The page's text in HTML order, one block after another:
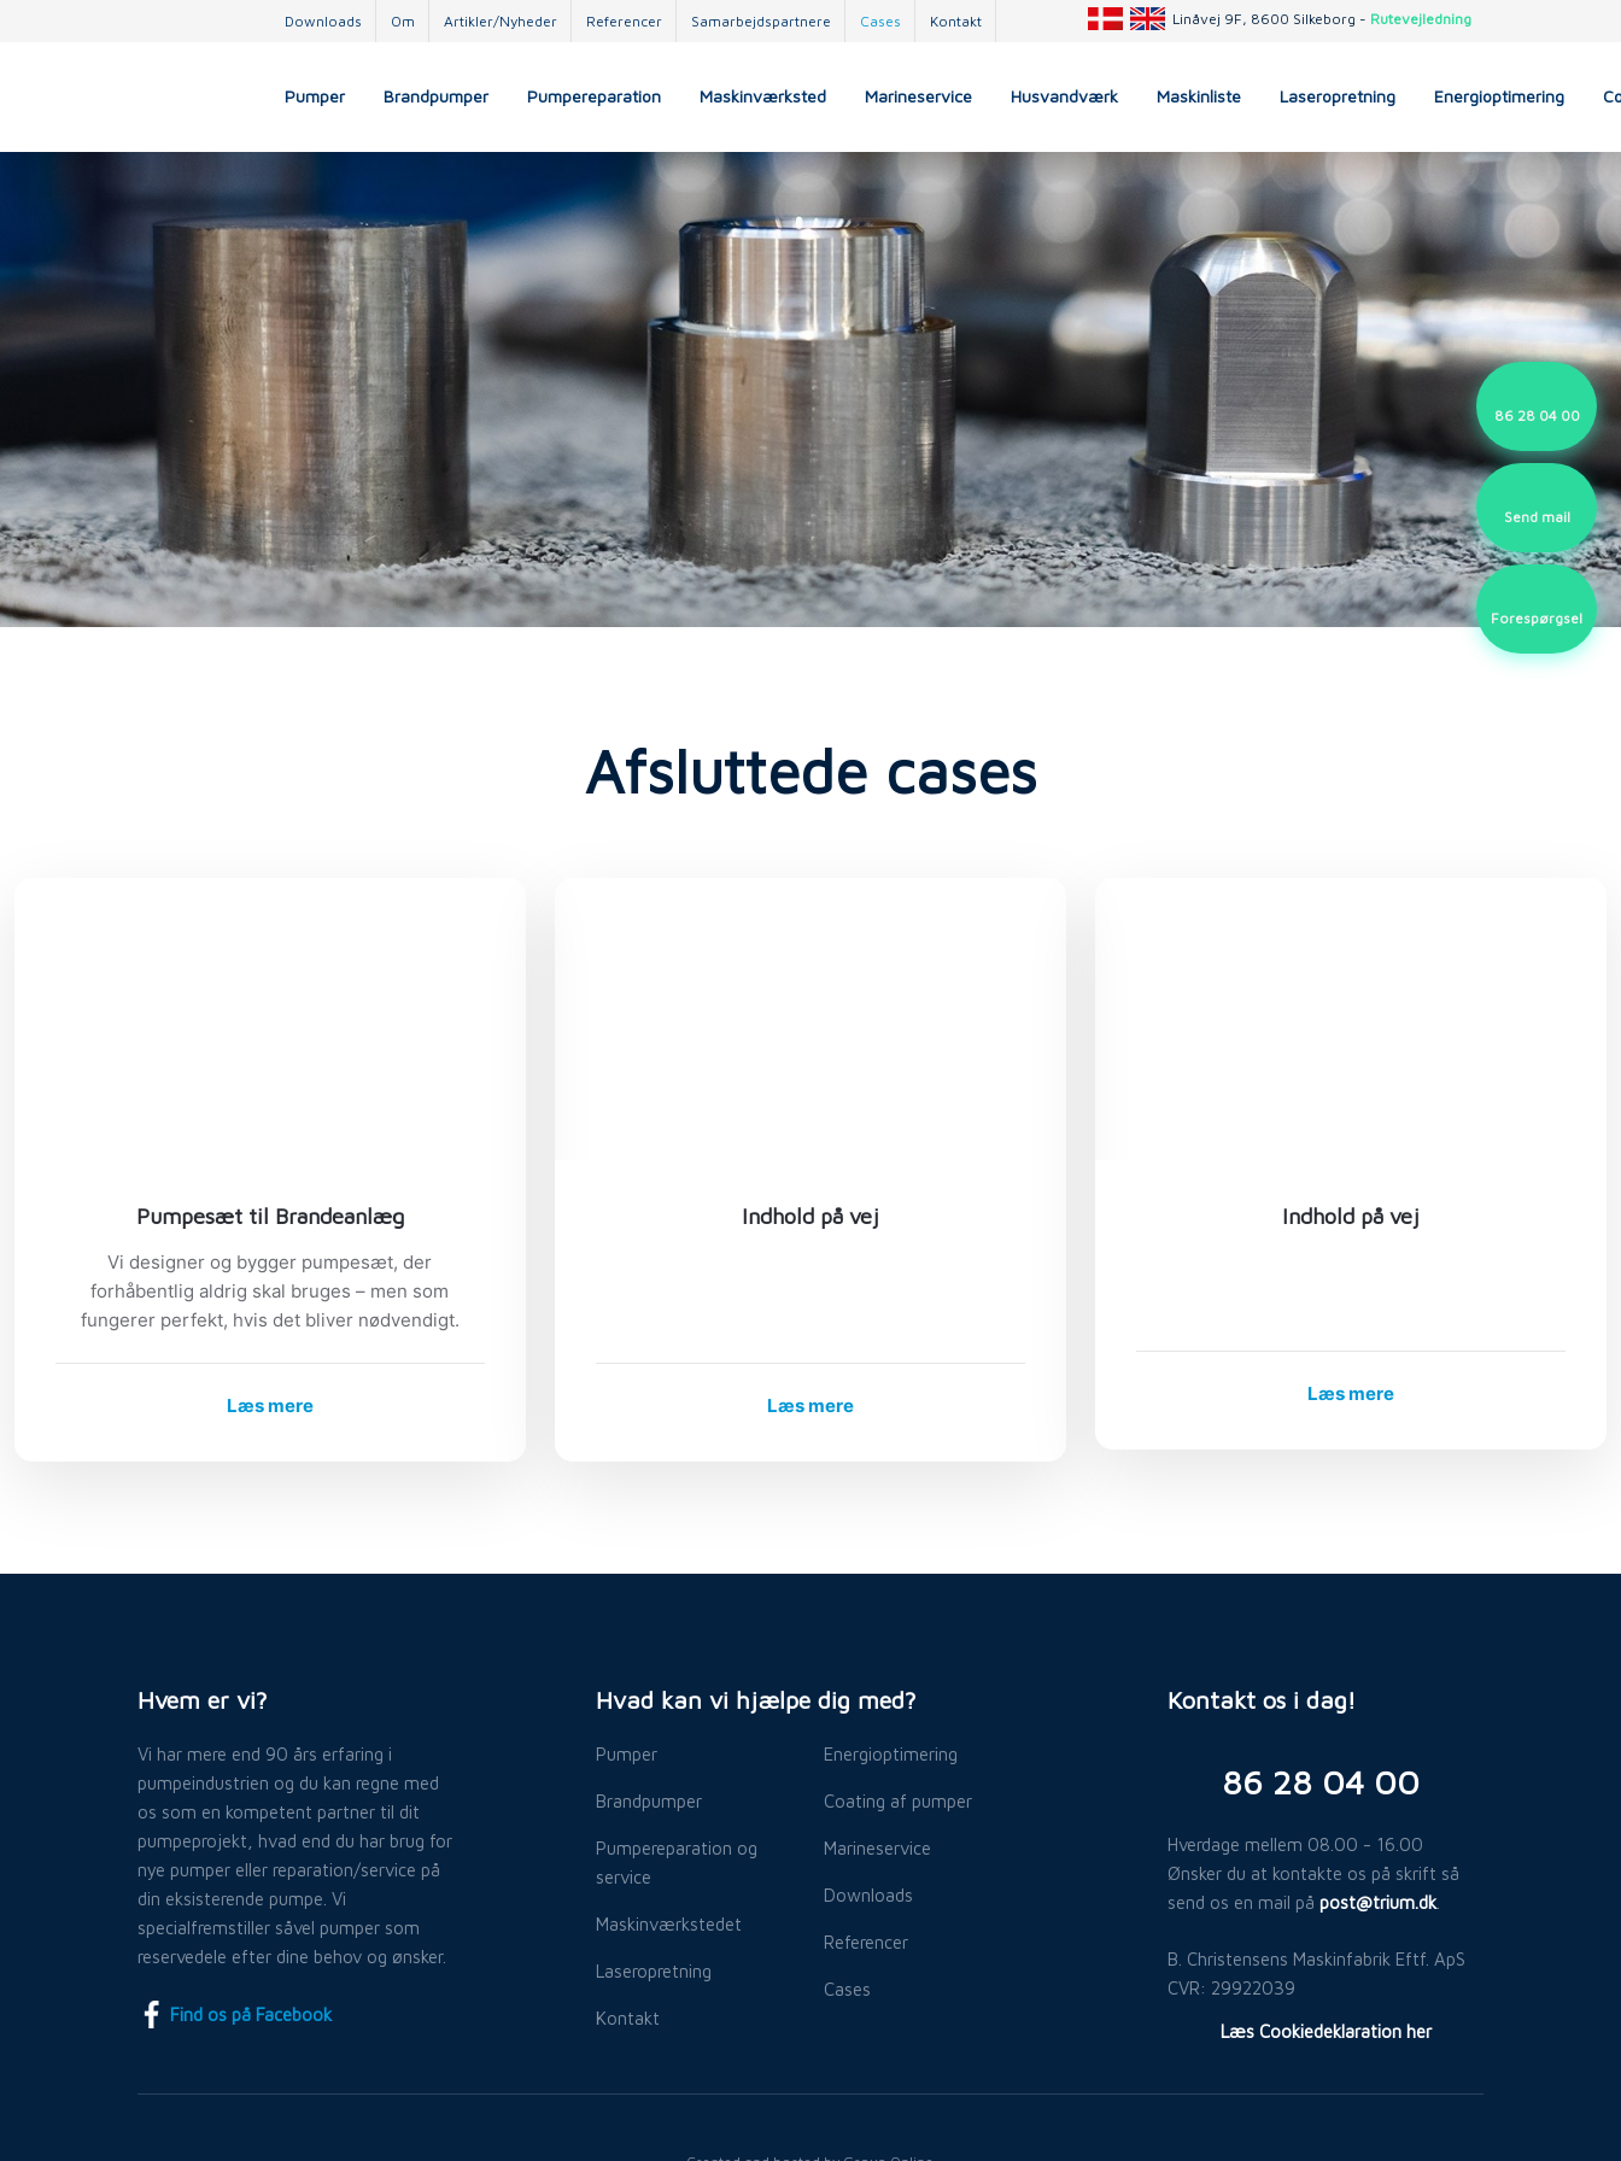
86 28 04 00
Send mail​
Forespørgsel
Downloads Om Artikler/Nyheder Referencer Samarbejdspartnere Cases Kontakt Linåvej 9F, 8600 Silkeborg - Rutevejledning​
Pumper Brandpumper Pumpereparation Maskinværksted Marineservice Husvandværk Maskinliste Laseropretning Energioptimering
Afsluttede cases
Pumpesæt til Brandeanlæg
Vi designer og bygger pumpesæt, der
forhåbentlig aldrig skal bruges – men som
fungerer perfekt, hvis det bliver nødvendigt.
Læs mere
Indhold på vej
Læs mere
Indhold på vej
Læs mere
Hvem er vi?
Vi har mere end 90 års erfaring i
pumpeindustrien og du kan regne med
os som en kompetent partner til dit
pumpeprojekt, hvad end du har brug for
nye pumper eller reparation/service på
din eksisterende pumpe. Vi
specialfremstiller såvel pumper som
reservedele efter dine behov og ønsker.
Find os på Facebook
Hvad kan vi hjælpe dig med?
Pumper​
Brandpumper​
Pumpereparation og
service
Maskinværkstedet
Laseropretning
Kontakt
Energioptimering
Coating af pumper
Marineservice​
Downloads
Referencer
Cases
Kontakt os i dag!
​86 28 04 00
Hverdage mellem 08.00 - 16.00
Ønsker du at kontakte os på skrift så
send os en mail påpost@trium.dk
B. Christensens Maskinfabrik Eftf. ApS
​CVR: 29922039
​Læs Cookiedeklaration her